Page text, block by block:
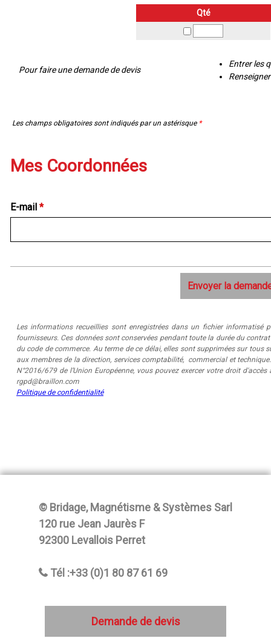
Qté
Pour faire une demande de devis
Entrer les
Les champs obligatoires sont indiqués par un astérisque *
Mes Coordonnées
E-mail *
Les informations recueillies sont enregistrées dans un fichier informatisé
fournisseurs. Ces données sont conservées pendant toute la durée du
du code de commerce. Au terme de ce délai, elles sont supprimées sur
aux membres de la direction, services comptabilité, commercial et
N°2016/679 de l’Union Européenne, vous pouvez exercer votre droit
rgpd@braillon.com
Politique de confidentialité
© Bridage, Magnétisme & Systèmes Sarl
120 rue Jean Jaurès F
92300 Levallois Perret
Tél :+33 (0)1 80 87 61 69
Demande de devis